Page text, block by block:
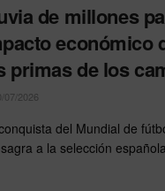
de millones
económico
primas de los
2026
del Mundial de
a la selección